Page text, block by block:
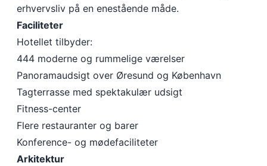
erhvervsliv på en enestående måde.
Faciliteter
Hotellet tilbyder:
444 moderne og rummelige værelser
Panoramaudsigt over Øresund og København
Tagterrasse med spektakulær udsigt
Fitness-center
Flere restauranter og barer
Konference- og mødefaciliteter
Arkitektur